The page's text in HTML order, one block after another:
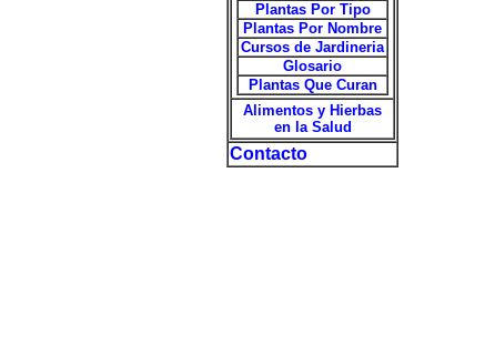
Plantas Por Tipo
Plantas Por Nombre
Cursos de Jardineria
Glosario
Plantas Que Curan
Alimentos y Hierbas
en la Salud
Contacto